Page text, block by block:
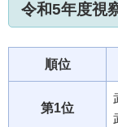
令和5年度視
順位
第1位